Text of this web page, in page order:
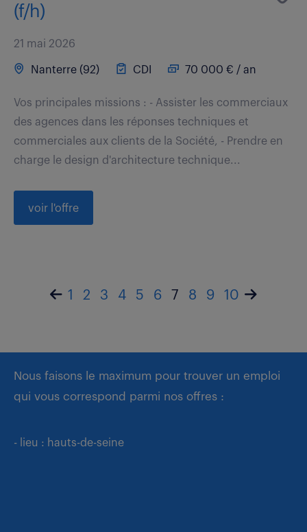
(f/h)
21 mai 2026
Nanterre (92) CDI 70 000 € / an
Vos principales missions : - Assister les commerciaux
des agences dans les réponses techniques et
commerciales aux clients de la Société, - Prendre en
charge le design d'architecture technique...
voir l'offre
1 2 3 4 5 6 7 8 9 10
Nous faisons le maximum pour trouver un emploi
qui vous correspond parmi nos offres :
- lieu : hauts-de-seine